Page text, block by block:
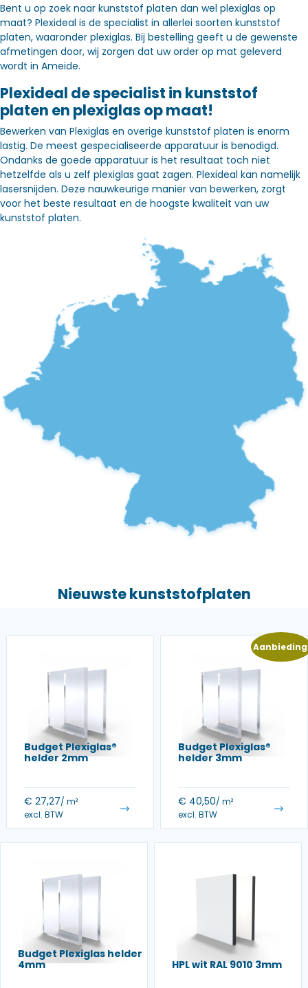
Bent u op zoek naar kunststof platen dan wel plexiglas op
maat? Plexideal is de specialist in allerlei soorten kunststof
platen, waaronder plexiglas. Bij bestelling geeft u de gewenste
afmetingen door, wij zorgen dat uw order op mat geleverd
wordt in Ameide.
Plexideal de specialist in kunststof
platen en plexiglas op maat!
Bewerken van Plexiglas en overige kunststof platen is enorm
lastig. De meest gespecialiseerde apparatuur is benodigd.
Ondanks de goede apparatuur is het resultaat toch niet
hetzelfde als u zelf plexiglas gaat zagen. Plexideal kan namelijk
lasersnijden. Deze nauwkeurige manier van bewerken, zorgt
voor het beste resultaat en de hoogste kwaliteit van uw
kunststof platen.
Nieuwste kunststofplaten
Budget Plexiglas®
helder 2mm
€ 27,27/ m²
excl. BTW
Budget Plexiglas®
helder 3mm
€ 40,50/ m²
excl. BTW
Budget Plexiglas helder
4mm
HPL wit RAL 9010 3mm